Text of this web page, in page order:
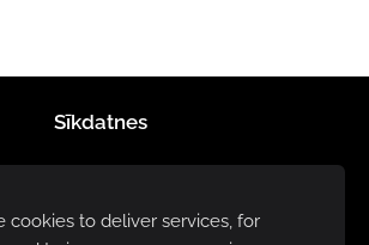
Sīkdatnes
cookies to deliver services, for